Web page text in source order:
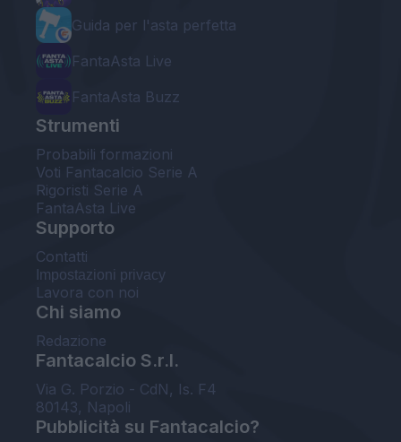
Guida per l'asta perfetta
FantaAsta Live
FantaAsta Buzz
Strumenti
Probabili formazioni
Voti Fantacalcio Serie A
Rigoristi Serie A
FantaAsta Live
Supporto
Contatti
Impostazioni privacy
Lavora con noi
Chi siamo
Redazione
Fantacalcio S.r.l.
Via G. Porzio - CdN, Is. F4
80143, Napoli
Pubblicità su Fantacalcio?